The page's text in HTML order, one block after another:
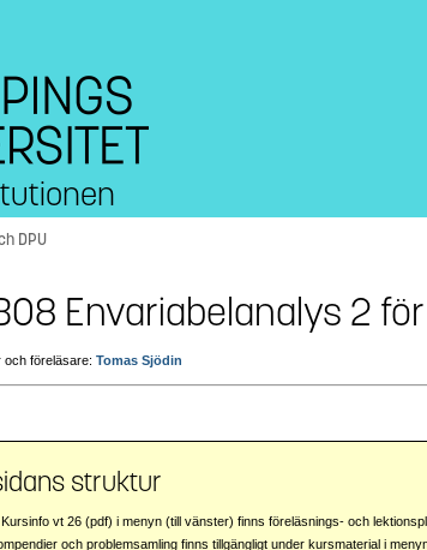
DPU
Envariabelanalys 2
och föreläsare:Tomas Sjödin
struktur
vt 26 (pdf) i menyn (till vänster) finns föreläsnings- och
och problemsamling finns tillgängligt under kursmaterial i